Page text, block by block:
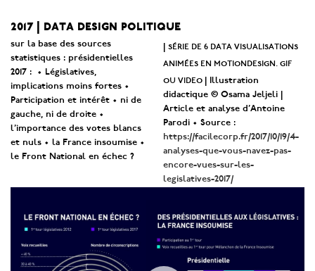
2017 | data design politique
sur la base des sources
statistiques : présidentielles
2017 : • Législatives,
implications moins fortes •
Participation et intérêt • ni de
gauche, ni de droite •
l’importance des votes blancs
et nuls • la France insoumise •
le Front National en échec ?
|série de 6 data visualisations
animées en motiondesign. gif
ou video
| Illustration
didactique © Osama Jeljeli |
Article et analyse d’Antoine
Parodi • Source :
https://facilecorp.fr/2017/10/19/4-
analyses-que-vous-navez-pas-
encore-vues-sur-les-
legislatives-2017/